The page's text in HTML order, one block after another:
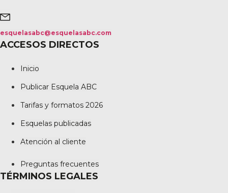
esquelasabc@esquelasabc.com
ACCESOS DIRECTOS
Inicio
Publicar Esquela ABC
Tarifas y formatos 2026
Esquelas publicadas
Atención al cliente
Preguntas frecuentes
TÉRMINOS LEGALES